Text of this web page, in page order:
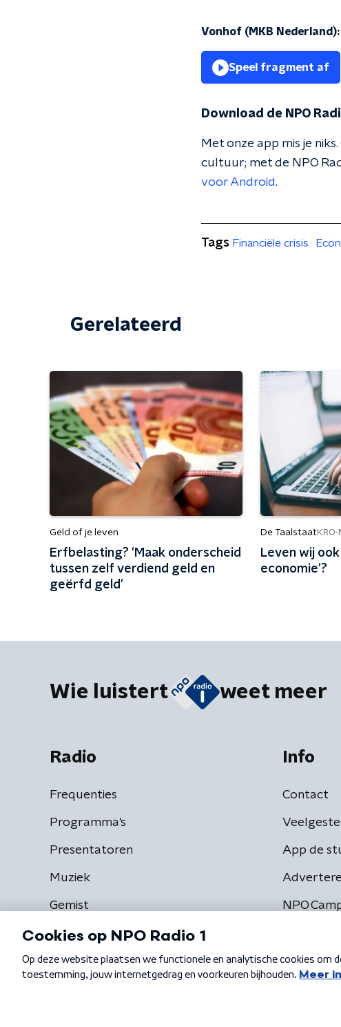
Vonhof (MKB
Speel fragment af
Download de NPO
Met onze app mis je
cultuur; met de NPO
voor Android.
Tags Financiële crisis
Gerelateerd
Geld of je leven
Erfbelasting? 'Maak onderscheid
tussen zelf verdiend geld en
geërfd geld'
De TaalstaatKRO-
Leven wij
economie'?
Wie luistert weet meer
Radio
Frequenties
Programma's
Presentatoren
Muziek
Gemist
Info
Contact
App de
NPO
Algemene voorwaarden Privacybeleid